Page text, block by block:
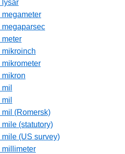
lysår
megameter
megaparsec
meter
mikroinch
mikrometer
mikron
mil (Romersk)
(statutory)
mile (US survey)
millimeter